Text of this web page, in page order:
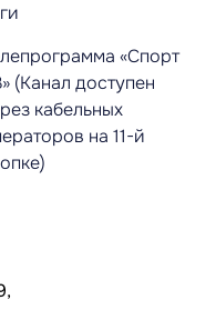
«Спорт
(Канал доступен
кабельных
на 11-й